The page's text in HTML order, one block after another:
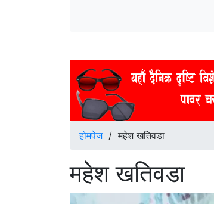
होमपेज/महेश खतिवडा
महेश खतिवडा